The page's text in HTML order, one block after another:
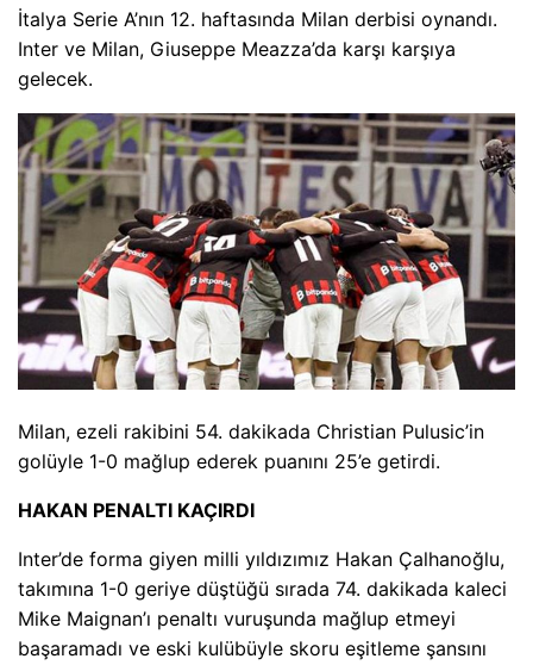
İtalya Serie A’nın 12. haftasında Milan derbisi oynandı.
Inter ve Milan, Giuseppe Meazza’da karşı karşıya
gelecek.
Milan, ezeli rakibini 54. dakikada Christian Pulusic’in
golüyle 1-0 mağlup ederek puanını 25’e getirdi.
HAKAN PENALTI KAÇIRDI
Inter’de forma giyen milli yıldızımız Hakan Çalhanoğlu,
takımına 1-0 geriye düştüğü sırada 74. dakikada kaleci
Mike Maignan’ı penaltı vuruşunda mağlup etmeyi
başaramadı ve eski kulübüyle skoru eşitleme şansını